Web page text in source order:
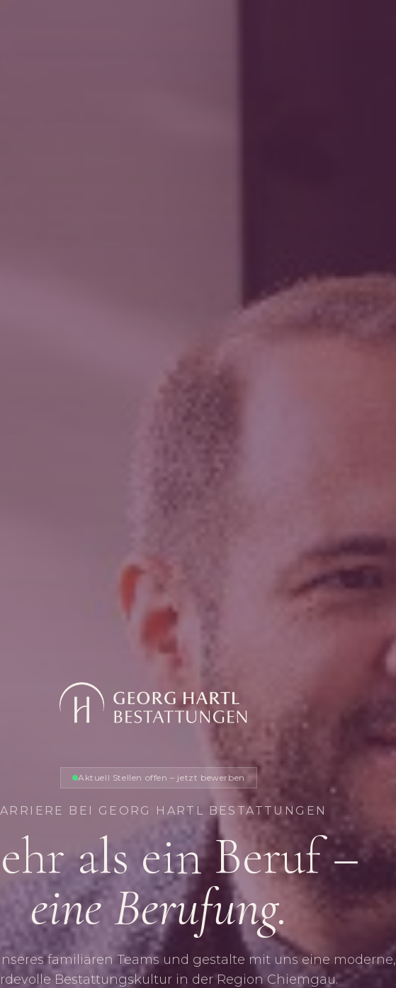
Aktuell Stellen offen – jetzt bewerben
BEI GEORG HARTL BESTATTUNGEN
als ein Beruf –
eine Berufung.
familiären Teams und gestalte mit uns eine moderne,
Bestattungskultur in der Region Chiemgau.